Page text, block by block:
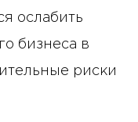
ослабить
бизнеса в
риски